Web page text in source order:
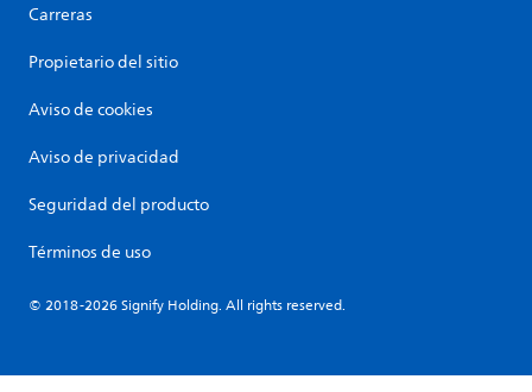
Carreras
Propietario del sitio
Aviso de cookies
Aviso de privacidad
Seguridad del producto
Términos de uso
© 2018-2026 Signify Holding. All rights reserved.